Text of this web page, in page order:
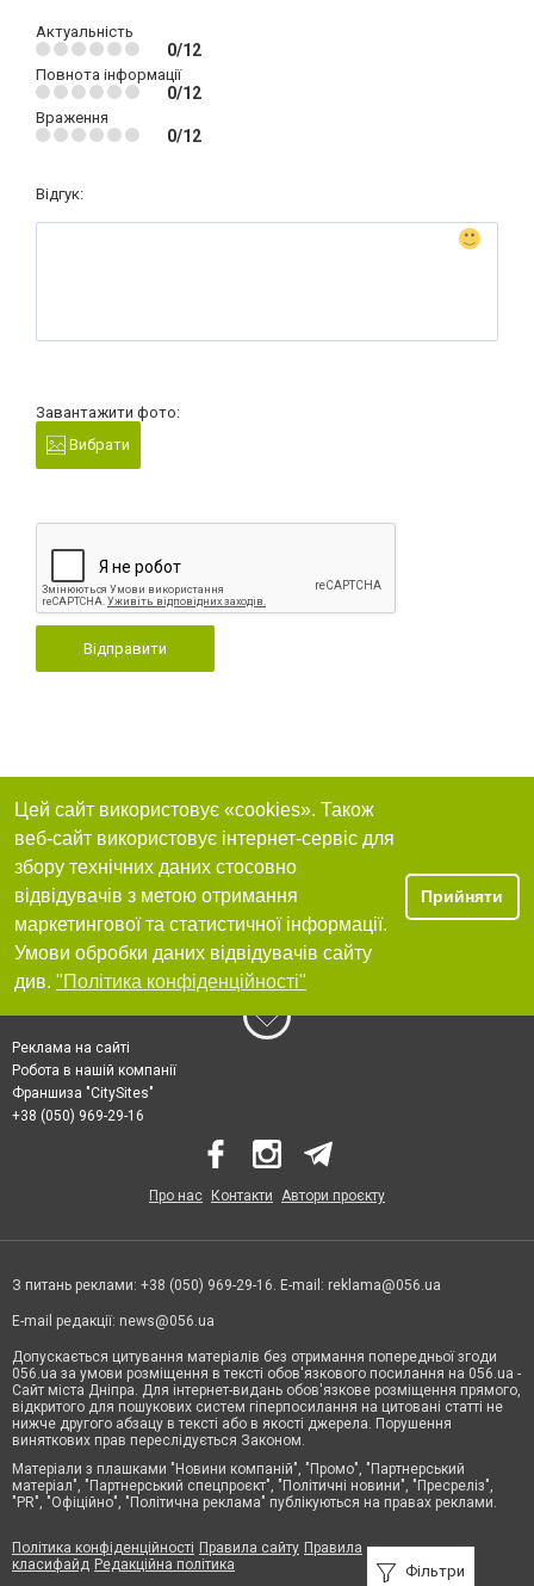
Актуальність
0/12
Повнота інформації
0/12
Враження
0/12
Відгук:
Завантажити фото:
Вибрати
Відправити
Фільтри
Цей сайт використовує «cookies». Також
веб-сайт використовує інтернет-сервіс для
збору технічних даних стосовно
відвідувачів з метою отримання
маркетингової та статистичної інформації.
Умови обробки даних відвідувачів сайту
див. "Політика конфіденційності"
Прийняти
Реклама на сайті
Робота в нашій компанії
Франшиза "CitySites"
+38 (050) 969-29-16
Про нас Контакти Автори проєкту
З питань реклами: +38 (050) 969-29-16. E-mail: reklama@056.ua
E-mail редакції: news@056.ua
Допускається цитування матеріалів без отримання попередньої згоди
056.ua за умови розміщення в тексті обов'язкового посилання на 056.ua -
Сайт міста Дніпра. Для інтернет-видань обов'язкове розміщення прямого,
відкритого для пошукових систем гіперпосилання на цитовані статті не
нижче другого абзацу в тексті або в якості джерела. Порушення
виняткових прав переслідується Законом.
Матеріали з плашками "Новини компаній", "Промо", "Партнерський
матеріал", "Партнерський спецпроєкт", "Політичні новини", "Пресреліз",
"PR", "Офіційно", "Політична реклама" публікуються на правах реклами.
Політика конфіденційності Правила сайту Правила
класифайд Редакційна політика